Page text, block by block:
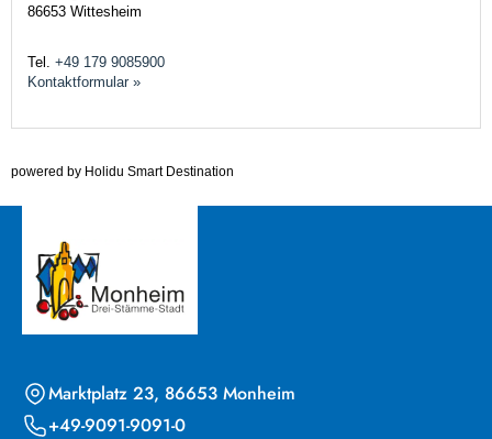
86653 Wittesheim
Tel. +49 179 9085900
Kontaktformular »
powered by Holidu Smart Destination
Marktplatz 23, 86653 Monheim
+49-9091-9091-0